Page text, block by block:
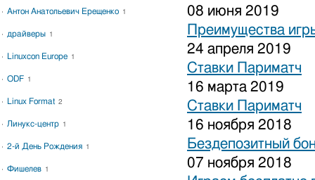
08 июня 2019
Преимущества
24 апреля 2019
Ставки Париматч
16 марта 2019
Ставки Париматч
16 ноября 2018
Бездепозитный
07 ноября 2018
Антон Анатольевич Ерещенко 1
драйверы 1
Linuxcon Europe 1
ODF 1
Linux Format 2
Линукс-центр 1
2-й День Рождения 1
Фишелев 1